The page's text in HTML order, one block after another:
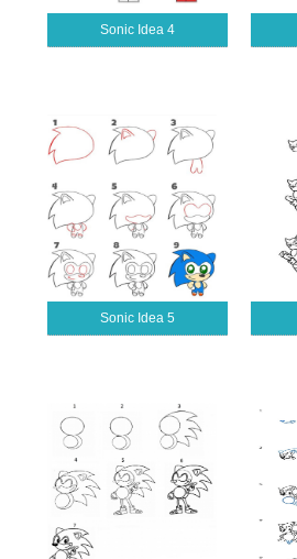
Sonic Idea 4
Sonic Idea 5